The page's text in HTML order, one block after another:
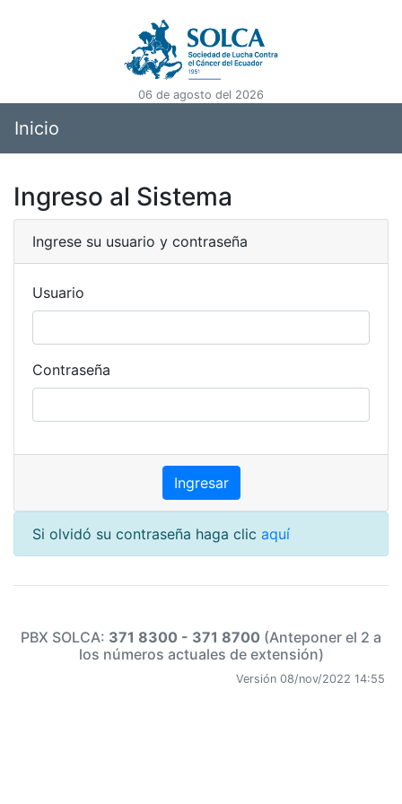
06 de agosto del 2026
Inicio
Ingreso al Sistema
Ingrese su usuario y contraseña
Usuario
Contraseña
Si olvidó su contraseña haga clic aquí
PBX SOLCA: 371 8300 - 371 8700 (Anteponer el 2 a
los números actuales de extensión)
Versión 08/nov/2022 14:55